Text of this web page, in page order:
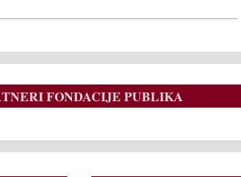
FONDACIJE PUBLIKA